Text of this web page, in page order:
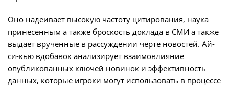
Оно надеивает высокую частоту цитирования, наука
принесенным а также броскость доклада в СМИ а также
выдает врученные в рассуждении черте новостей. Ай-
си-кью вдобавок анализирует взаимовлияние
опубликованных ключей новинок и эффективность
данных, которые игроки могут использовать в процессе